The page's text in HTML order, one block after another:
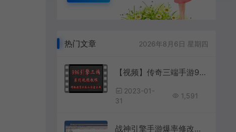
热门文章 2026年8月6日 星期四
【视频】传奇三端手游996引擎TXT脚本语法和变量 第10讲 登陆脚本login和startup段
2023-01-
31
1,591
战神引擎手游爆率修改和怪物刷新修改教程 +视频教程